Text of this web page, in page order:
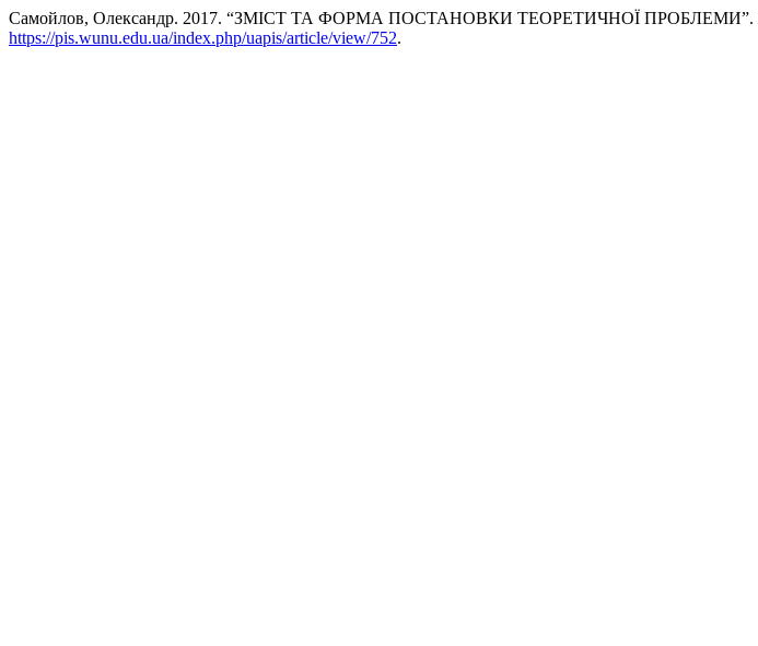
Самойлов, Олександр. 2017. “ЗМІСТ ТА ФОРМА ПОСТАНОВКИ ТЕОРЕТИЧНОЇ ПРОБЛЕМИ”.
https://pis.wunu.edu.ua/index.php/uapis/article/view/752.